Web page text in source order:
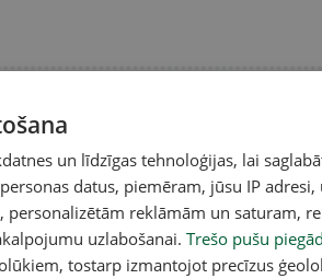
un līdzīgas tehnoloģijas, lai
datus, piemēram, jūsu IP adresi,
reklāmām un saturam,
uzlabošanai. Trešo pušu
tostarp izmantojot precīzus